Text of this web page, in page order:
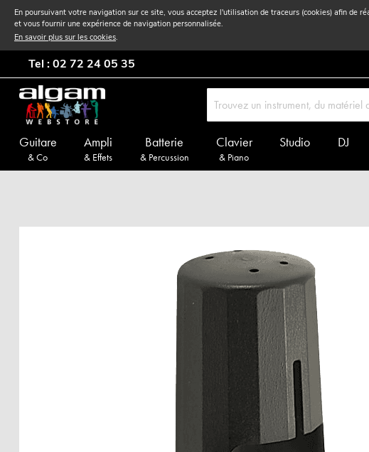
En poursuivant votre navigation sur ce site, vous acceptez l'utilisation de traceurs (cookies) afin de
et vous fournir une expérience de navigation personnalisée.
En savoir plus sur les cookies.
Tel : 02 72 24 05 35
Guitare
& Co
Ampli
& Effets
Batterie
& Percussion
Clavier
& Piano
Studio DJ